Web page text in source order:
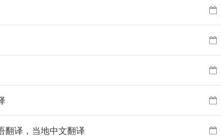
翻译，当地中文翻译